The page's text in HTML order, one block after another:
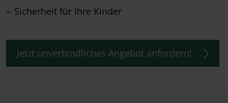
Sicherheit für Ihre Kinder
Jetzt unverbindliches Angebot anfordern!